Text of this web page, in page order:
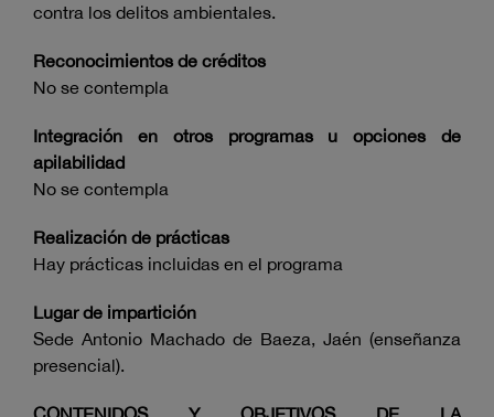
contra los delitos ambientales.
Reconocimientos de créditos
No se contempla
Integración en otros programas u opciones de
apilabilidad
No se contempla
Realización de prácticas
Hay prácticas incluidas en el programa
Lugar de impartición
Sede Antonio Machado de Baeza, Jaén (enseñanza
presencial).